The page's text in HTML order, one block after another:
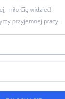
miło Cię widzieć!
przyjemnej pracy.